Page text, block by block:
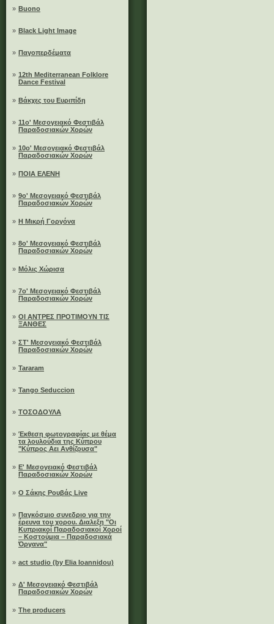
» Buono
» Black Light Image
» Παγοπερδέματα
» 12th Mediterranean Folklore
Dance Festival
» Βάκχες του Ευριπίδη
» 11ο' Μεσογειακό Φεστιβάλ
Παραδοσιακών Χορών
» 10ο' Μεσογειακό Φεστιβάλ
Παραδοσιακών Χορών
» ΠΟΙΑ ΕΛΕΝΗ
» 9ο' Μεσογειακό Φεστιβάλ
Παραδοσιακών Χορών
» Η Μικρή Γοργόνα
» 8ο' Μεσογειακό Φεστιβάλ
Παραδοσιακών Χορών
» Μόλις Χώρισα
» 7ο' Μεσογειακό Φεστιβάλ
Παραδοσιακών Χορών
» ΟΙ ΑΝΤΡΕΣ ΠΡΟΤΙΜΟΥΝ ΤΙΣ
ΞΑΝΘΕΣ
» ΣΤ' Μεσογειακό Φεστιβάλ
Παραδοσιακών Χορών
» Tararam
» Tango Seduccion
» ΤΟΣΟΔΟΥΛΑ
» Έκθεση φωτογραφίας με θέμα
τα λουλούδια της Κύπρου
"Κύπρος Αει Ανθίζουσα"
» Ε' Μεσογειακό Φεστιβάλ
Παραδοσιακών Χορών
» Ο Σάκης Ρουβάς Live
» Παγκόσμιο συνεδριο για την
έρευνα του χορου. Διαλεξη "Οι
Κυπριακοί Παραδοσιακοί Χοροί
– Κοστούμια – Παραδοσιακά
Όργανα"
» act studio (by Elia Ioannidou)
» Δ' Μεσογειακό Φεστιβάλ
Παραδοσιακών Χορών
» The producers